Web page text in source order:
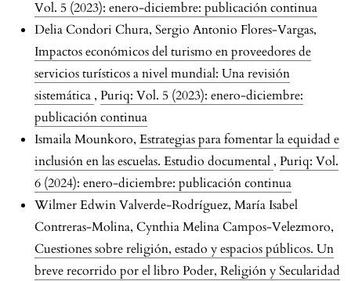
Vol. 5 (2023): enero-diciembre: publicación continua
Delia Condori Chura, Sergio Antonio Flores-Vargas,
Impactos económicos del turismo en proveedores de
servicios turísticos a nivel mundial: Una revisión
sistemática , Puriq: Vol. 5 (2023): enero-diciembre:
publicación continua
Ismaila Mounkoro, Estrategias para fomentar la equidad e
inclusión en las escuelas. Estudio documental , Puriq: Vol.
6 (2024): enero-diciembre: publicación continua
Wilmer Edwin Valverde-Rodríguez, María Isabel
Contreras-Molina, Cynthia Melina Campos-Velezmoro,
Cuestiones sobre religión, estado y espacios públicos. Un
breve recorrido por el libro Poder, Religión y Secularidad